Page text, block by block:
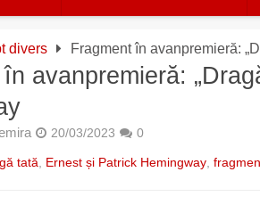
divers Fragment în avanpremieră:
avanpremieră:
20/03/2023 0
tată Ernest și Patrick Hemingway